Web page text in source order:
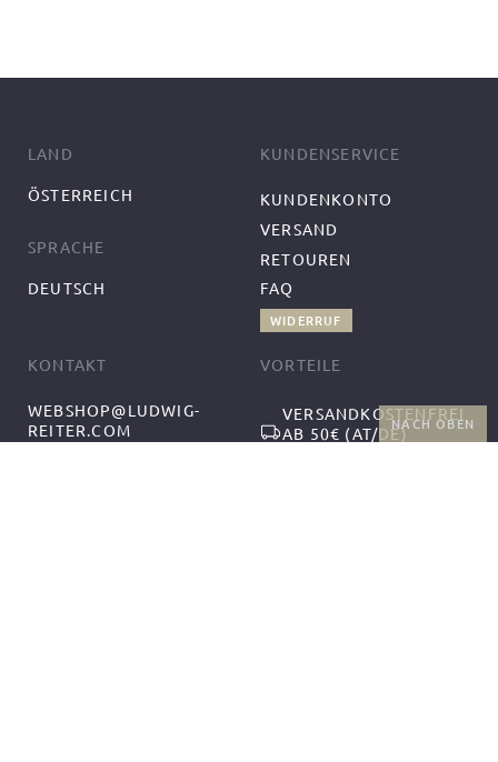
NACH OBEN
LAND
ÖSTERREICH
SPRACHE
DEUTSCH
KUNDENSERVICE
KUNDENKONTO
VERSAND
RETOUREN
FAQ
WIDERRUF
KONTAKT
WEBSHOP@LUDWIG-
REITER.COM
VORTEILE
VERSANDKOSTENFREI
AB 50€ (AT/DE)